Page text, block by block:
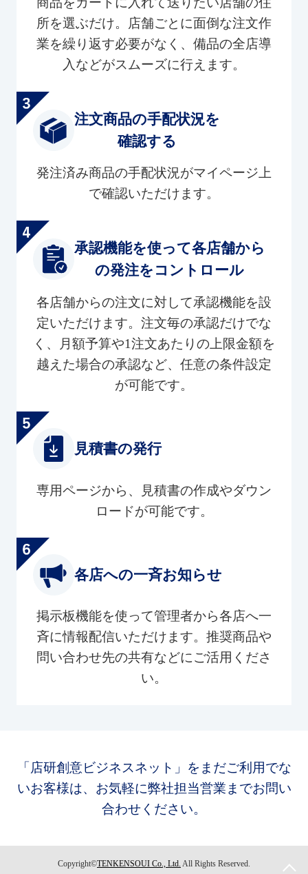
所を選ぶだけ。店舗ごとに面倒な注文作
業を繰り返す必要がなく、備品の全店導
入などがスムーズに行えます。
注文商品の手配状況を
確認する
発注済み商品の手配状況がマイページ上
で確認いただけます。
承認機能を使って各店舗から
の発注をコントロール
各店舗からの注文に対して承認機能を設
定いただけます。注文毎の承認だけでな
く、月額予算や1注文あたりの上限金額を
越えた場合の承認など、任意の条件設定
が可能です。
見積書の発行
専用ページから、見積書の作成やダウン
ロードが可能です。
各店への一斉お知らせ
掲示板機能を使って管理者から各店へ一
斉に情報配信いただけます。推奨商品や
問い合わせ先の共有などにご活用くださ
い。
「店研創意ビジネスネット」をまだご利用でな
いお客様は、お気軽に弊社担当営業までお問い
合わせください。
Copyright©TENKENSOUI Co., Ltd. All Rights Reserved.